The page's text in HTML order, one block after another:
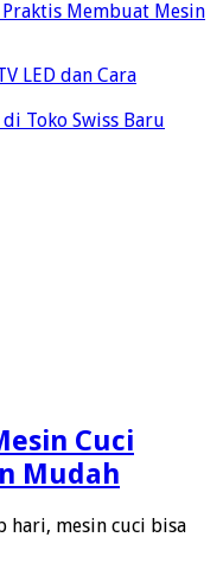
Membuat Mesin
LED dan Cara
Toko Swiss Baru
Cuci
Mudah
hari, mesin cuci bisa